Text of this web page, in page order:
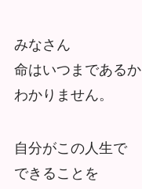
みなさん
命はいつまであるか
わかりません。
自分がこの人生で
できることを